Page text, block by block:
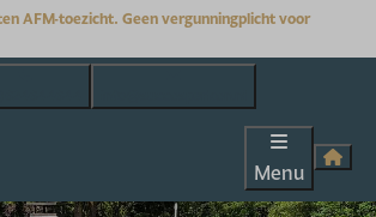
AFM-toezicht. Geen vergunningplicht voor
Menu